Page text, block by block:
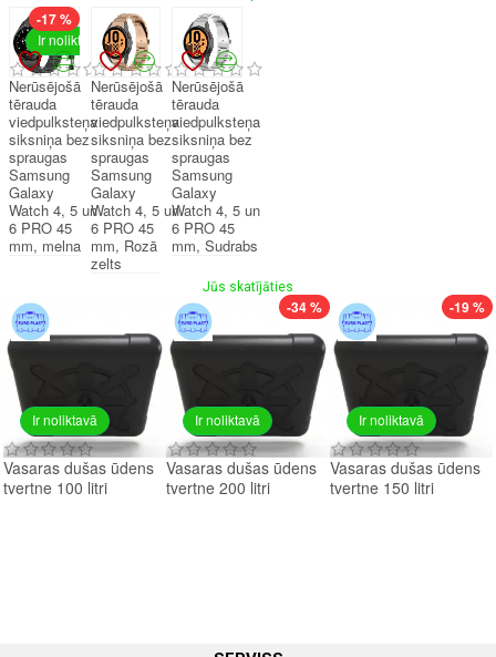
Ir noliktavā
-17 %
Nerūsējošā
tērauda
viedpulksteņa
siksniņa bez
spraugas
Samsung
Galaxy
Watch 4, 5 un
6 PRO 45
mm, melna
Nerūsējošā
tērauda
viedpulksteņa
siksniņa bez
spraugas
Samsung
Galaxy
Watch 4, 5 un
6 PRO 45
mm, Rozā
zelts
Nerūsējošā
tērauda
viedpulksteņa
siksniņa bez
spraugas
Samsung
Galaxy
Watch 4, 5 un
6 PRO 45
mm, Sudrabs
Jūs skatījāties
Ir noliktavā
Vasaras dušas ūdens
tvertne 100 litri
Ir noliktavā
-34 %
Vasaras dušas ūdens
tvertne 200 litri
Ir noliktavā
-19 %
Vasaras dušas ūdens
tvertne 150 litri